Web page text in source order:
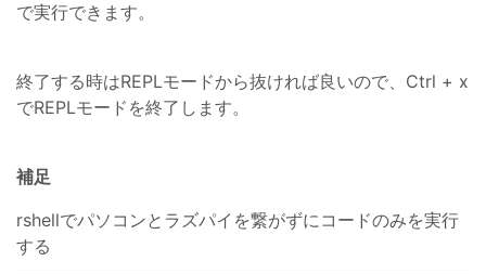
で実行できます。
終了する時はREPLモードから抜ければ良いので、Ctrl + x
でREPLモードを終了します。
補足
rshellでパソコンとラズパイを繋がずにコードのみを実行
する